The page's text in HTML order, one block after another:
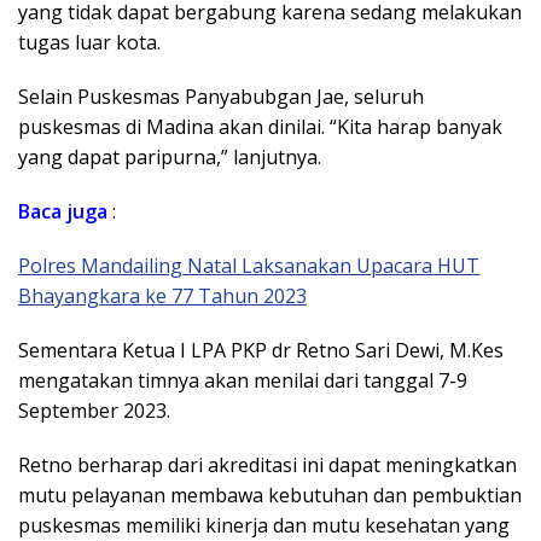
yang tidak dapat bergabung karena sedang melakukan
tugas luar kota.
Selain Puskesmas Panyabubgan Jae, seluruh
puskesmas di Madina akan dinilai. “Kita harap banyak
yang dapat paripurna,” lanjutnya.
Baca juga :
Polres Mandailing Natal Laksanakan Upacara HUT
Bhayangkara ke 77 Tahun 2023
Sementara Ketua I LPA PKP dr Retno Sari Dewi, M.Kes
mengatakan timnya akan menilai dari tanggal 7-9
September 2023.
Retno berharap dari akreditasi ini dapat meningkatkan
mutu pelayanan membawa kebutuhan dan pembuktian
puskesmas memiliki kinerja dan mutu kesehatan yang